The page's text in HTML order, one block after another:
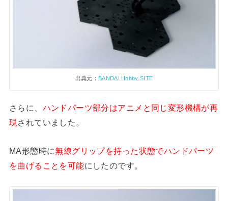
出典元： BANDAI Hobby SITE
さらに、 ハンドパーツ部分はアニメと同じ変形機構が再
現 されていました。
MA形態時に無線グリップを持った状態でハンドパーツ
を曲げることを可能にしたのです。